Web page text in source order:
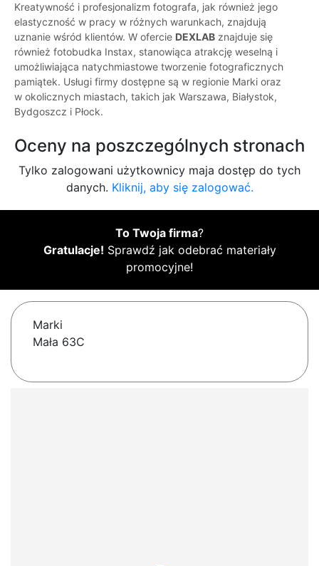
Kreatywność i profesjonalizm fotografa, jak również jego
elastyczność w pracy w różnych warunkach, znajdują
uznanie wśród klientów. W ofercie DEXLAB znajduje się
również fotobudka Instax, stanowiąca atrakcję weselną i
umożliwiająca natychmiastowe tworzenie fotograficznych
pamiątek. Usługi firmy dostępne są w regionie Marki oraz
w okolicznych miastach, takich jak Warszawa, Białystok,
Bydgoszcz i Płock.
Oceny na poszczególnych stronach
Tylko zalogowani użytkownicy maja dostęp do tych
danych. Kliknij, aby się zalogować.
To Twoja firma?
Gratulacje! Sprawdź jak odebrać materiały
promocyjne!
Marki
Mała 63C